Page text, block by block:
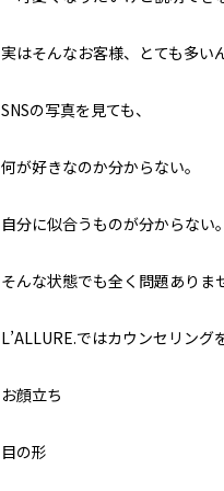
実はそんなお客様、とても多いん
SNSの写真を見ても、
何が好きなのか分からない。
自分に似合うものが分からない。
そんな状態でも全く問題ありま
L’ALLURE.ではカウンセリン
お顔立ち
目の形